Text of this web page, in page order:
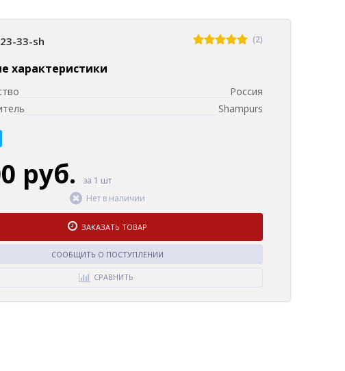
33-sh (2)
характеристики
Россия
Shampurs
руб.
за 1 шт
Нет в наличии
ЗАКАЗАТЬ ТОВАР
СООБЩИТЬ О ПОСТУПЛЕНИИ
СРАВНИТЬ